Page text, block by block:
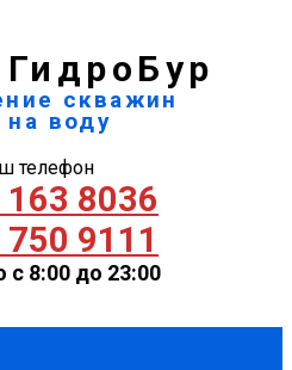
скважин
на воду
163 8036
9111
с 8:00 до 23:00